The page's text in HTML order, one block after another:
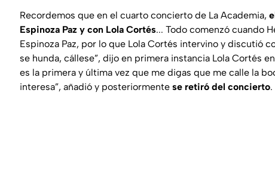
Recordemos que en el cuarto concierto de La Academia,
Espinoza Paz y con Lola Cortés... Todo comenzó cuando
Espinoza Paz, por lo que Lola Cortés intervino y discutió
se hunda, cállese”, dijo en primera instancia Lola Cortés
es la primera y última vez que me digas que me calle la
interesa”, añadió y posteriormente se retiró del concierto.